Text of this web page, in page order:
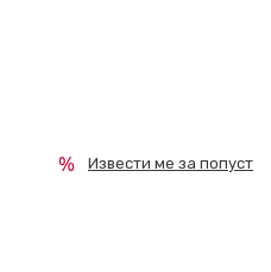
Извести ме за попуст